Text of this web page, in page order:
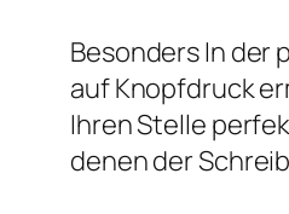
Besonders In der
auf Knopfdruck
Ihren Stelle
denen der